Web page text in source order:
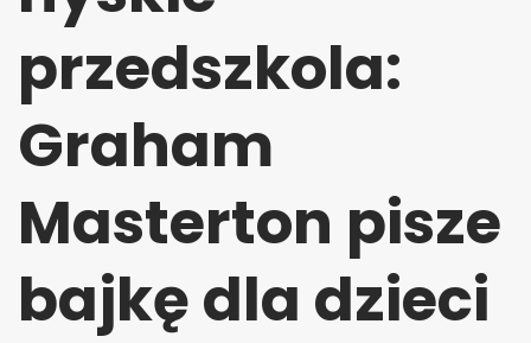
przedszkola:
Graham
Masterton pisze
bajkę dla dzieci